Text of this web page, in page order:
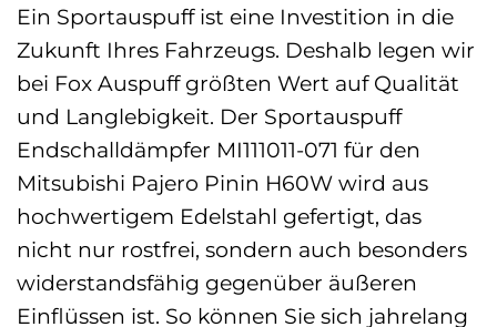
Ein Sportauspuff ist eine Investition in die
Zukunft Ihres Fahrzeugs. Deshalb legen wir
bei Fox Auspuff größten Wert auf Qualität
und Langlebigkeit. Der Sportauspuff
Endschalldämpfer MI111011-071 für den
Mitsubishi Pajero Pinin H60W wird aus
hochwertigem Edelstahl gefertigt, das
nicht nur rostfrei, sondern auch besonders
widerstandsfähig gegenüber äußeren
Einflüssen ist. So können Sie sich jahrelang